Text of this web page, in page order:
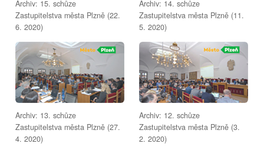
Archiv: 15. schůze
Zastupitelstva města Plzně (22.
6. 2020)
Archiv: 14. schůze
Zastupitelstva města Plzně (11.
5. 2020)
Archiv: 13. schůze
Zastupitelstva města Plzně (27.
4. 2020)
Archiv: 12. schůze
Zastupitelstva města Plzně (3.
2. 2020)